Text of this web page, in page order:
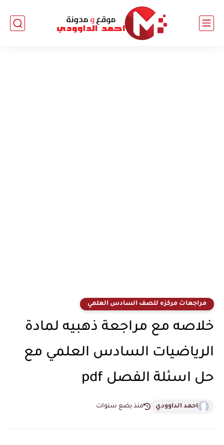
مراجعات مركزه للصف السادس العلمي
خلاصه مع مراجعة ذهبيه لمادة
الرياضيات السادس العلمي مع
حل اسئلة الفصل pdf
احمد الداوودي منذ بضع سنوات